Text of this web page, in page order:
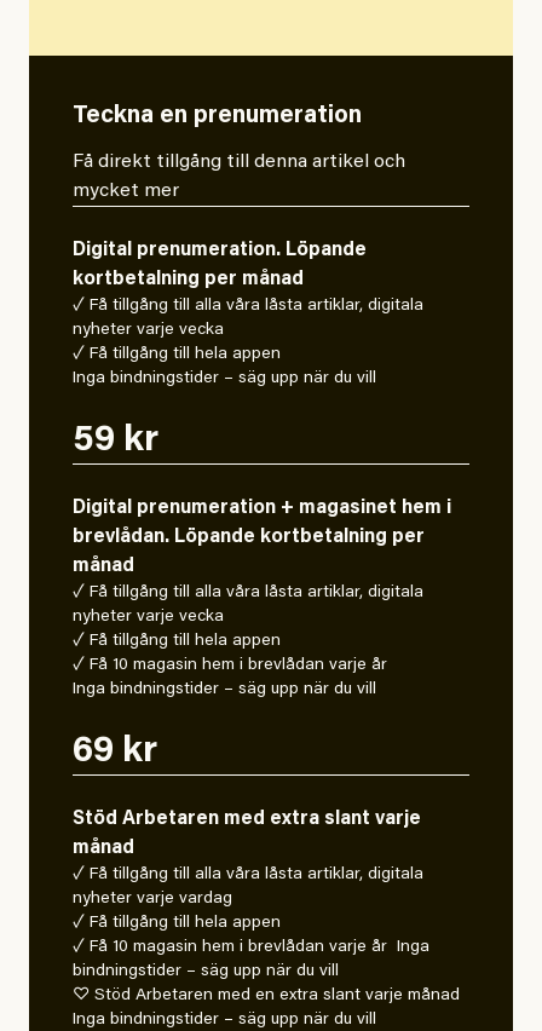
Teckna en prenumeration
Få direkt tillgång till denna artikel och
mycket mer
Digital prenumeration. Löpande
kortbetalning per månad
✓ Få tillgång till alla våra låsta artiklar, digitala
nyheter varje vecka
✓ Få tillgång till hela appen
Inga bindningstider – säg upp när du vill
59 kr
Digital prenumeration + magasinet hem i
brevlådan. Löpande kortbetalning per
månad
✓ Få tillgång till alla våra låsta artiklar, digitala
nyheter varje vecka
✓ Få tillgång till hela appen
✓ Få 10 magasin hem i brevlådan varje år
Inga bindningstider – säg upp när du vill
69 kr
Stöd Arbetaren med extra slant varje
månad
✓ Få tillgång till alla våra låsta artiklar, digitala
nyheter varje vardag
✓ Få tillgång till hela appen
✓ Få 10 magasin hem i brevlådan varje år Inga
bindningstider – säg upp när du vill
♡ Stöd Arbetaren med en extra slant varje månad
Inga bindningstider – säg upp när du vill